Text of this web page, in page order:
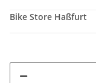
Bike Store Haßfurt